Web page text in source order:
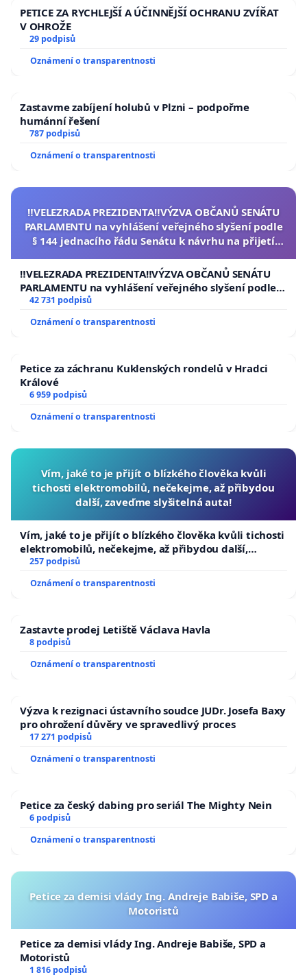
PETICE ZA RYCHLEJŠÍ A ÚČINNĚJŠÍ OCHRANU ZVÍŘAT
V OHROŽE
29 podpisů
Oznámení o transparentnosti
Zastavme zabíjení holubů v Plzni – podpořme
humánní řešení
787 podpisů
Oznámení o transparentnosti
‼️VELEZRADA PREZIDENTA‼️VÝZVA OBČANŮ SENÁTU
PARLAMENTU na vyhlášení veřejného slyšení podle
§ 144 jednacího řádu Senátu k návrhu na přijetí
republiky
‼️VELEZRADA PREZIDENTA‼️VÝZVA OBČANŮ SENÁTU
PARLAMENTU na vyhlášení veřejného slyšení podle §
144 jednacího řádu Senátu k návrhu na přijetí
usnesení k podání ústavní žaloby na prezidenta
republiky
42 731 podpisů
Oznámení o transparentnosti
Petice za záchranu Kuklenských rondelů v Hradci
Králové
6 959 podpisů
Oznámení o transparentnosti
Vím, jaké to je přijít o blízkého člověka kvůli
tichosti elektromobilů, nečekejme, až přibydou
další, zaveďme slyšitelná auta!
Vím, jaké to je přijít o blízkého člověka kvůli tichosti
elektromobilů, nečekejme, až přibydou další,
zaveďme slyšitelná auta!
257 podpisů
Oznámení o transparentnosti
Zastavte prodej Letiště Václava Havla
8 podpisů
Oznámení o transparentnosti
Výzva k rezignaci ústavního soudce JUDr. Josefa Baxy
pro ohrožení důvěry ve spravedlivý proces
17 271 podpisů
Oznámení o transparentnosti
Petice za český dabing pro seriál The Mighty Nein
6 podpisů
Oznámení o transparentnosti
Petice za demisi vlády Ing. Andreje Babiše, SPD a
Motoristů
Petice za demisi vlády Ing. Andreje Babiše, SPD a
Motoristů
1 816 podpisů